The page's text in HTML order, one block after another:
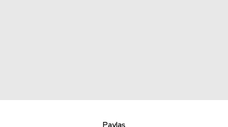
Paylaş